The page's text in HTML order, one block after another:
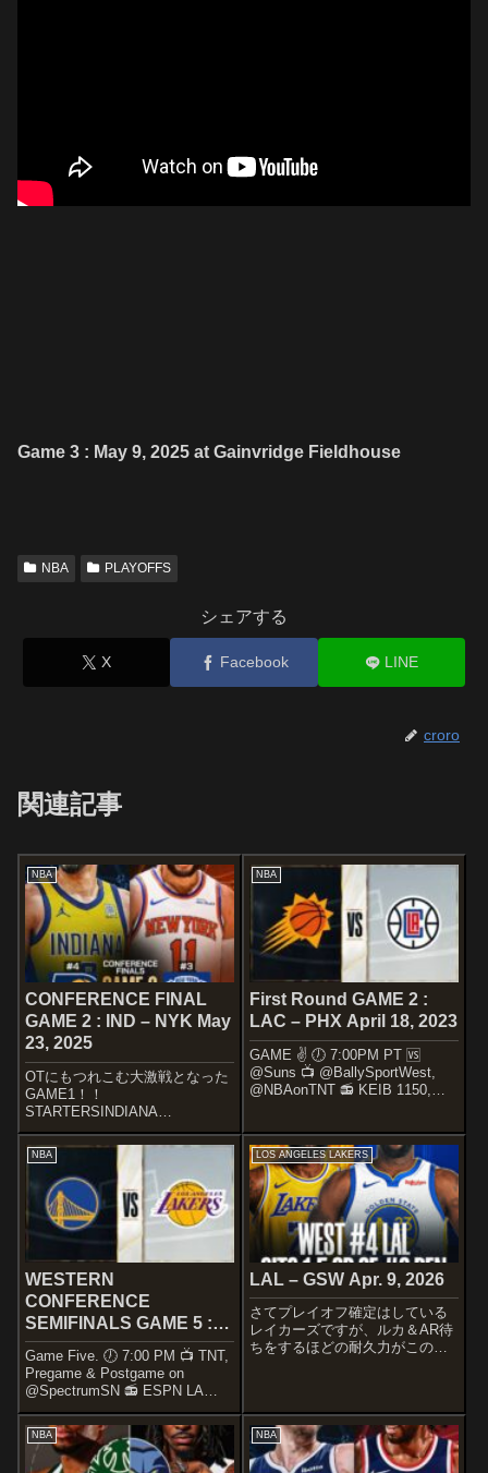
Game 3 : May 9, 2025 at Gainvridge Fieldhouse
NBA PLAYOFFS
シェアする
X Facebook LINE
croro
関連記事
NBA
CONFERENCE FINAL
GAME 2 : IND – NYK May
23, 2025
OTにもつれこむ大激戦となった
GAME1！！
STARTERSINDIANA
PACERSTyrese
HaliburtonAndrew
NembhardAaron
NesmithPascal SiakamMyles
Turnerfirst ...
NBA
First Round GAME 2 :
LAC – PHX April 18, 2023
GAME ✌️ 🕖 7:00PM PT 🆚
@Suns 📺 @BallySportWest,
@NBAonTNT 📻 KEIB 1150,
LA Clippe...
NBA
WESTERN
CONFERENCE
SEMIFINALS GAME 5 :
LAL – GSW MAY 10,
2023
Game Five. 🕖 7:00 PM 📺 TNT,
Pregame & Postgame on
@SpectrumSN 📻 ESPN LA
710/KWKW (S)— Los Angeles
Lakers (@Lakers) May 1...
LOS ANGELES LAKERS
LAL – GSW Apr. 9, 2026
さてプレイオフ確定はしている
レイカーズですが、ルカ＆AR待
ちをするほどの耐久力がこのチ
Purple & Gold@To...
NBA NBA